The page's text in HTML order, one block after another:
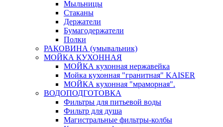
Мыльницы
Стаканы
Держатели
Бумагодержатели
Полки
РАКОВИНА (умывальник)
МОЙКА КУХОННАЯ
МОЙКА кухонная нержавейка
Мойка кухонная "гранитная" KAISER
МОЙКА кухонная "мраморная".
ВОДОПОДГОТОВКА
Фильтры для питьевой воды
Фильтр для душа
Магистральные фильтры-колбы